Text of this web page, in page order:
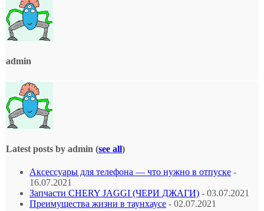
admin
Latest posts by admin (see all)
Аксессуары для телефона — что нужно в отпуске -
16.07.2021
Запчасти CHERY JAGGI (ЧЕРИ ДЖАГИ) - 03.07.2021
Преимущества жизни в таунхаусе - 02.07.2021